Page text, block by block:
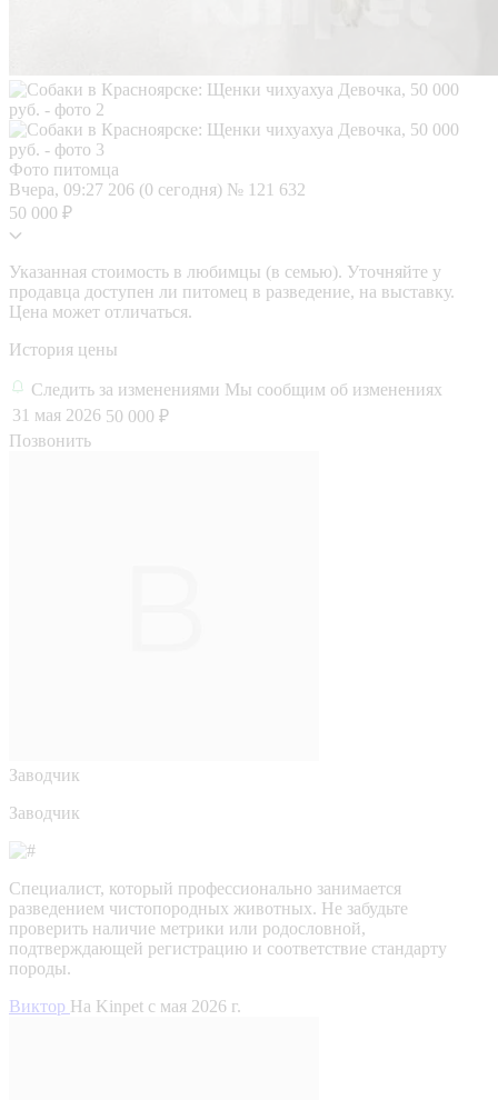
Фото питомца
Вчера, 09:27 206 (0 сегодня) № 121 632
50 000 ₽
Указанная стоимость в любимцы (в семью). Уточняйте у
продавца доступен ли питомец в разведение, на выставку.
Цена может отличаться.
История цены
Следить за изменениями Мы сообщим об изменениях
31 мая 2026 50 000 ₽
Позвонить
Заводчик
Заводчик
Специалист, который профессионально занимается
разведением чистопородных животных. Не забудьте
проверить наличие метрики или родословной,
подтверждающей регистрацию и соответствие стандарту
породы.
Виктор На Kinpet c мая 2026 г.